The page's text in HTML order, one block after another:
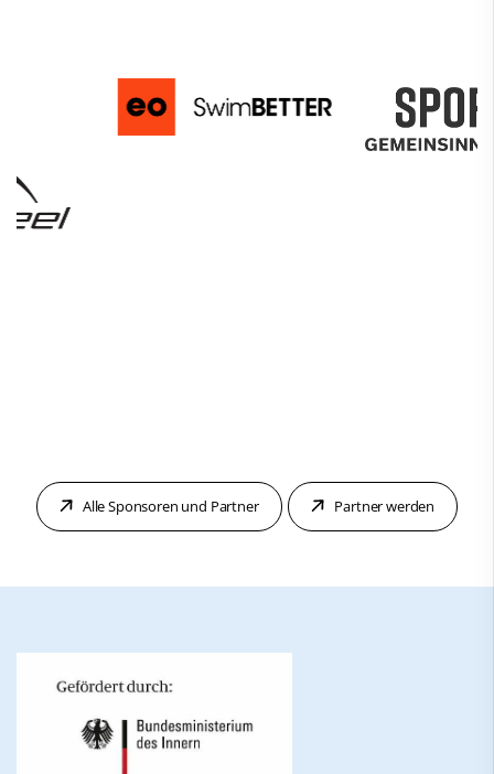
Alle Sponsoren und Partner Partner werden